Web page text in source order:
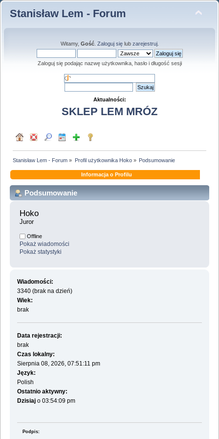
Stanisław Lem - Forum
Witamy, Gość. Zaloguj sięlub zarejestruj.
Zaloguj się podając nazwę użytkownika, hasło i długość sesji
Aktualności:
SKLEP LEM MRÓZ
Stanisław Lem - Forum » Profil użytkownika Hoko» Podsumowanie
Informacja o Profilu
Podsumowanie
Hoko
Juror
Offline
Pokaż wiadomości
Pokaż statystyki
Wiadomości:
3340 (brak na dzień)
Wiek:
brak
Data rejestracji:
brak
Czas lokalny:
Sierpnia 08, 2026, 07:51:11 pm
Język:
Polish
Ostatnio aktywny:
Dzisiajo 03:54:09 pm
Podpis: